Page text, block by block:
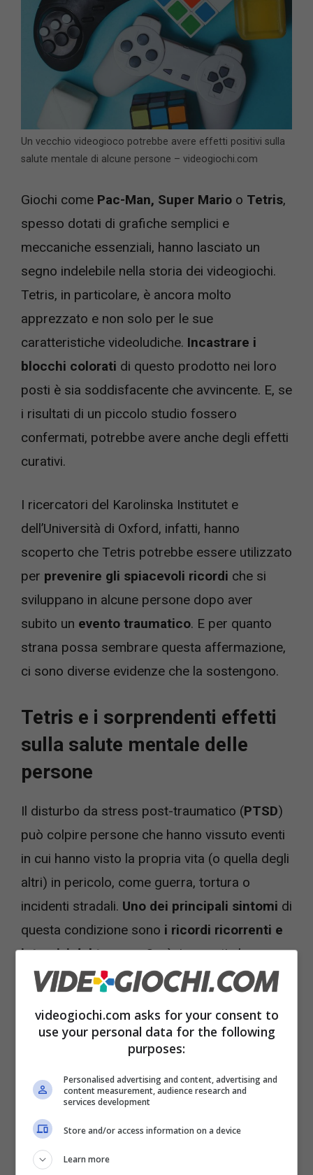
Un vecchio videogioco potrebbe avere effetti positivi sulla
salute mentale di alcune persone – videogiochi.com
Giochi come Pac-Man, Super Mario o Tetris,
spesso dotati di grafiche semplici e
meccaniche essenziali, hanno lasciato un
segno indelebile nella storia dei videogiochi.
Tetris, in particolare, è ancora molto
apprezzato e non solo per le sue
caratteristiche videoludiche. Incastrare i
blocchi colorati di questo prodotto nei loro
posti è sia soddisfacente che avvincente. E, se
i risultati di un piccolo studio fossero
confermati, potrebbe avere anche degli effetti
curativi.
I ricercatori del Karolinska Institutet e
dell’Università di Oxford, infatti, hanno
scoperto che Tetris potrebbe essere utilizzato
per prevenire gli spiacevoli ricordi che si
sviluppano in alcune persone dopo aver
subito un evento traumatico. E per quanto
strana possa sembrare questa affermazione,
ci sono diverse evidenze che la sostengono.
Tetris e i sorprendenti effetti
sulla salute mentale delle
persone
Il disturbo da stress post-traumatico (PTSD)
può colpire persone che hanno vissuto eventi
in cui hanno visto la propria vita (o quella degli
altri) in pericolo, come guerra, tortura o
incidenti stradali. Uno dei principali sintomi di
questa condizione sono i ricordi ricorrenti e
intrusivi del trauma. Così ricorrenti che
rendono difficile anche svolgere le attività
videogiochi.com asks for your consent to
use your personal data for the following
purposes:
Personalised advertising and content, advertising and
content measurement, audience research and
services development
Store and/or access information on a device
Learn more